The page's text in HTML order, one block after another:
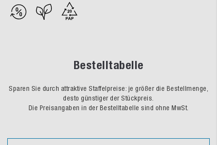
Bestelltabelle
Sparen Sie durch attraktive Staffelpreise: je größer die Bestellmenge,
desto günstiger der Stückpreis.
Die Preisangaben in der Bestelltabelle sind ohne MwSt.